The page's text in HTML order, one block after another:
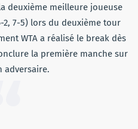
deuxième meilleure joueuse
7-5) lors du deuxième tour
WTA a réalisé le break dès
la première manche sur
adversaire.